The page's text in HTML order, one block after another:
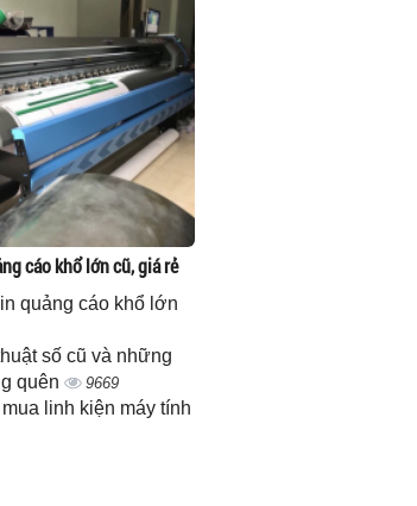
cáo khổ lớn cũ, giá rẻ
quảng cáo khổ lớn
số cũ và những
quên
9669
linh kiện máy tính